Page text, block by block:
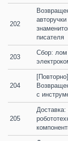
202
авторучки
писателя
203
Сбор: лом
204
[Повторно]
с
205
Доставка: